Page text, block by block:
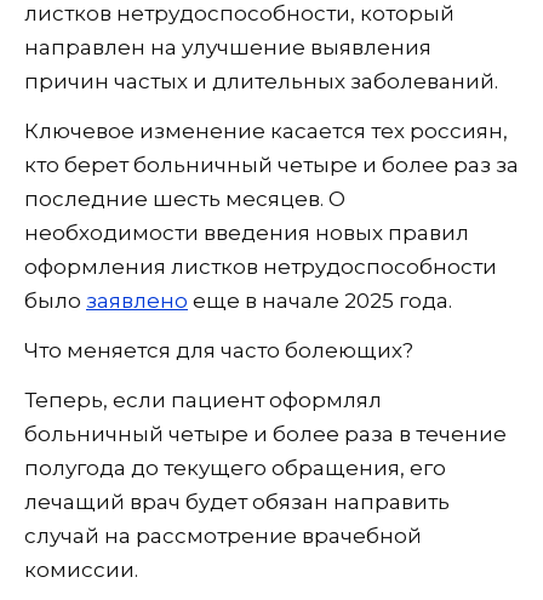
листков нетрудоспособности, который
направлен на улучшение выявления
причин частых и длительных заболеваний.
Ключевое изменение касается тех россиян,
кто берет больничный четыре и более раз за
последние шесть месяцев. О
необходимости введения новых правил
оформления листков нетрудоспособности
было заявлено еще в начале 2025 года.
Что меняется для часто болеющих?
Теперь, если пациент оформлял
больничный четыре и более раза в течение
полугода до текущего обращения, его
лечащий врач будет обязан направить
случай на рассмотрение врачебной
комиссии.